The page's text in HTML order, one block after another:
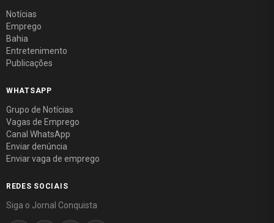
Notícias
Emprego
Bahia
Entretenimento
Publicações
WHATSAPP
Grupo de Notícias
Vagas de Emprego
Canal WhatsApp
Enviar denúncia
Enviar vaga de emprego
REDES SOCIAIS
Siga o Jornal Conquista